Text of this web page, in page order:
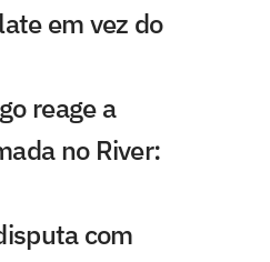
em vez do
reage a
no River:
com